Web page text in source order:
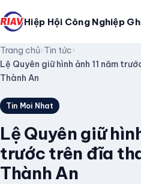
Hiệp Hội Công Nghiệp
Trang chủ›Tin tức›
Lệ Quyên giữ hình ảnh 11 năm
Thành An
Tin Moi Nhat
Lệ Quyên giữ
trước trên đĩa
Thành An